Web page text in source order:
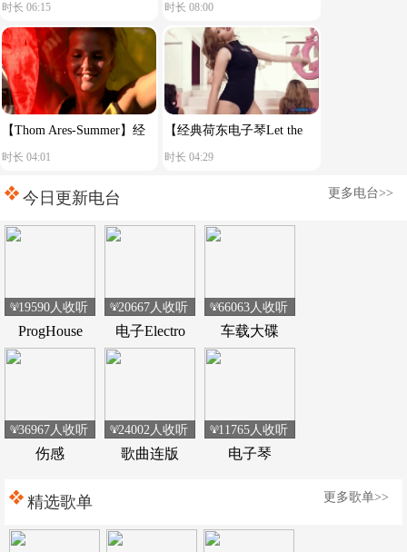
Reason You Said Goodbye】
时长 06:15 飙车载热舞嗨翻全程
时长 08:00
【Thom Ares-Summer】经
典荷东电音
时长 04:01
【经典荷东电子琴Let the
music play】舒服节奏
时长 04:29
今日更新电台 更多电台>>
ProgHouse
19590人收听
电子Electro
20667人收听
车载大碟
66063人收听
伤感
36967人收听
歌曲连版
24002人收听
电子琴
11765人收听
精选歌单 更多歌单>>